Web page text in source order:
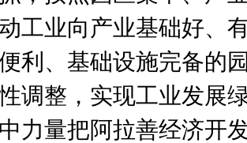
工业向产业基础好、
利、基础设施完备的
调整，实现工业发展
力量把阿拉善经济开